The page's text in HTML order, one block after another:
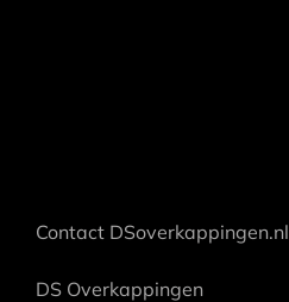
Contact DSoverkappingen.nl
DS Overkappingen